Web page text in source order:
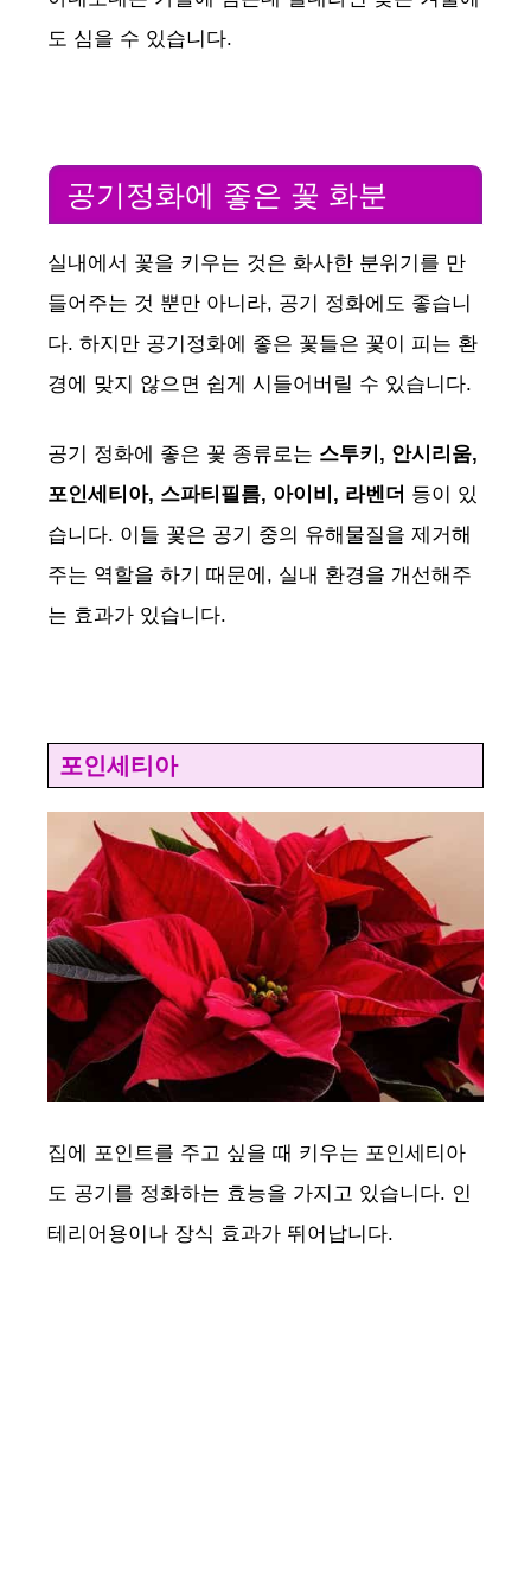
도 심을 수 있습니다.
공기정화에 좋은 꽃 화분
실내에서 꽃을 키우는 것은 화사한 분위기를 만
들어주는 것 뿐만 아니라, 공기 정화에도 좋습니
다. 하지만 공기정화에 좋은 꽃들은 꽃이 피는 환
경에 맞지 않으면 쉽게 시들어버릴 수 있습니다.
공기 정화에 좋은 꽃 종류로는 스투키, 안시리움,
포인세티아, 스파티필름, 아이비, 라벤더 등이 있
습니다. 이들 꽃은 공기 중의 유해물질을 제거해
주는 역할을 하기 때문에, 실내 환경을 개선해주
는 효과가 있습니다.
포인세티아
집에 포인트를 주고 싶을 때 키우는 포인세티아
도 공기를 정화하는 효능을 가지고 있습니다. 인
테리어용이나 장식 효과가 뛰어납니다.